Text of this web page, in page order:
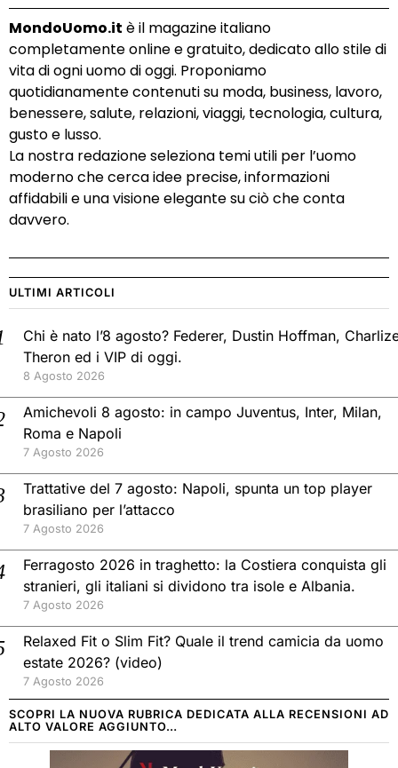
MondoUomo.it è il magazine italiano
completamente online e gratuito, dedicato allo stile di
vita di ogni uomo di oggi. Proponiamo
quotidianamente contenuti su moda, business, lavoro,
benessere, salute, relazioni, viaggi, tecnologia, cultura,
gusto e lusso.
La nostra redazione seleziona temi utili per l’uomo
moderno che cerca idee precise, informazioni
affidabili e una visione elegante su ciò che conta
davvero.
ULTIMI ARTICOLI
Chi è nato l’8 agosto? Federer, Dustin Hoffman,
Theron ed i VIP di oggi.
8 Agosto 2026
Amichevoli 8 agosto: in campo Juventus, Inter, Milan,
Roma e Napoli
7 Agosto 2026
Trattative del 7 agosto: Napoli, spunta un top player
brasiliano per l’attacco
7 Agosto 2026
Ferragosto 2026 in traghetto: la Costiera conquista gli
stranieri, gli italiani si dividono tra isole e Albania.
7 Agosto 2026
Relaxed Fit o Slim Fit? Quale il trend camicia da uomo
estate 2026? (video)
7 Agosto 2026
SCOPRI LA NUOVA RUBRICA DEDICATA ALLA RECENSIONI AD
ALTO VALORE AGGIUNTO…